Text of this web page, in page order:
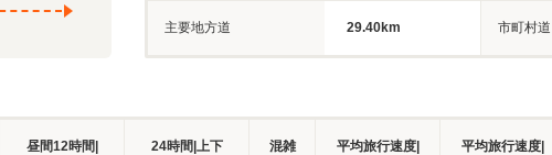
主要地方道 29.40km 市町村道
昼間12時間|
24時間|上下
混雑
平均旅行速度|
平均旅行速度|